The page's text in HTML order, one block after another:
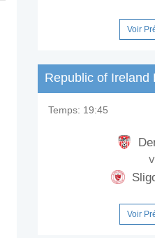
Voir
Republic of Ireland
Temps: 19:45
Voir